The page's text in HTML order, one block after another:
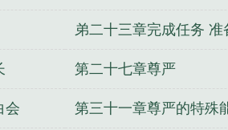
司令在航母上吗 舰队司令部 南
舰队司令员 舰队司令烈娜塔炫彩
美国太平洋舰队司令 舰队司令烈
弟二十三章完成任务 准
第二十七章尊严
会 第三十一章尊严的特殊